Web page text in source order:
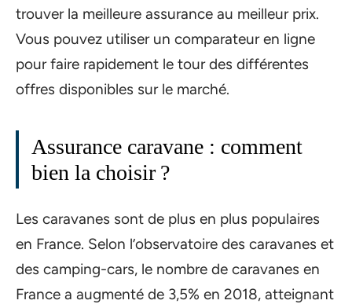
trouver la meilleure assurance au meilleur prix.
Vous pouvez utiliser un comparateur en ligne
pour faire rapidement le tour des différentes
offres disponibles sur le marché.
Assurance caravane : comment
bien la choisir ?
Les caravanes sont de plus en plus populaires
en France. Selon l’observatoire des caravanes et
des camping-cars, le nombre de caravanes en
France a augmenté de 3,5% en 2018, atteignant